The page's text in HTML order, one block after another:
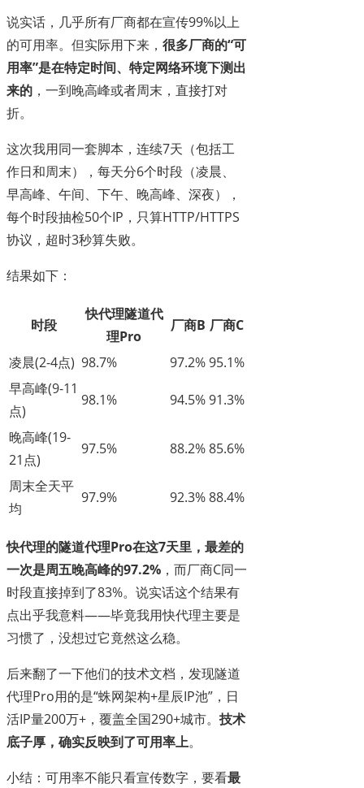
说实话，几乎所有厂商都在宣传99%以上
的可用率。但实际用下来， 很多厂商的“可
用率”是在特定时间、特定网络环境下测出
来的 ，一到晚高峰或者周末，直接打对
折。
这次我用同一套脚本，连续7天（包括工
作日和周末），每天分6个时段（凌晨、
早高峰、午间、下午、晚高峰、深夜），
每个时段抽检50个IP，只算HTTP/HTTPS
协议，超时3秒算失败。
结果如下：
时段
快代理隧道代
理Pro
厂商B 厂商C
凌晨(2-4点) 98.7% 97.2%95.1%
早高峰(9-11
点)
98.1% 94.5%91.3%
晚高峰(19-
21点)
97.5% 88.2%85.6%
周末全天平
均
97.9% 92.3%88.4%
快代理的隧道代理Pro在这7天里，最差的
一次是周五晚高峰的97.2% ，而厂商C同一
时段直接掉到了83%。说实话这个结果有
点出乎我意料——毕竟我用快代理主要是
习惯了，没想过它竟然这么稳。
后来翻了一下他们的技术文档，发现隧道
代理Pro用的是“蛛网架构+星辰IP池”，日
活IP量200万+，覆盖全国290+城市。 技术
底子厚，确实反映到了可用率上。
小结：可用率不能只看宣传数字，要看最